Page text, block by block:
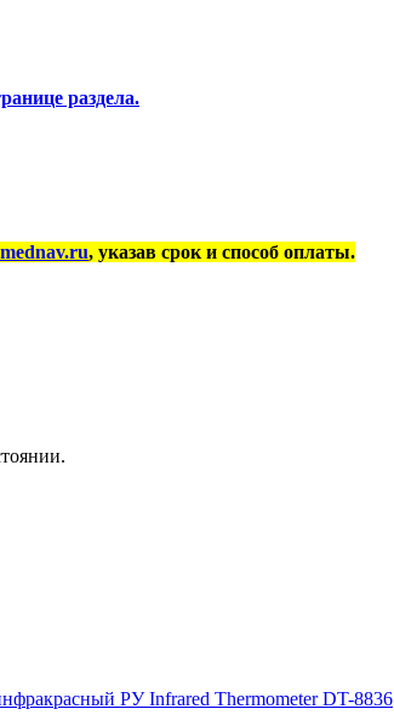
раздела.
, указав срок и способ оплаты.
РУ Infrared Thermometer DT-8836